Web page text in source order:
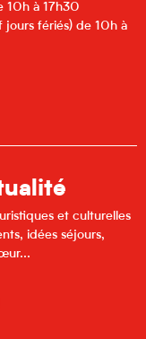
10h à 17h30
jours fériés) de 10h à
et culturelles
idées séjours,